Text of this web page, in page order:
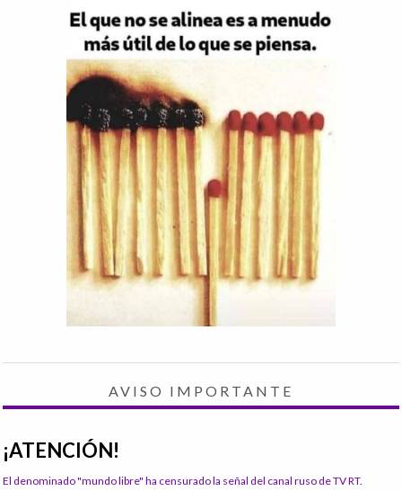
AVISO IMPORTANTE
¡ATENCIÓN!
El denominado "mundo libre" ha censurado la señal del canal ruso de TV RT.